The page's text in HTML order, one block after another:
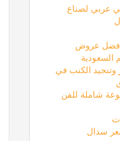
عربي لصناع
أفضل عروض
السعودية
وتنجيد الكنب في
شاملة للفن
سدال